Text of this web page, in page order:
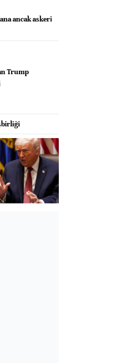
ancak askeri
Trump